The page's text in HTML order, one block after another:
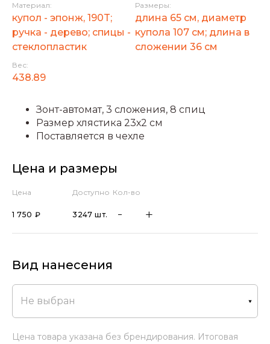
Материал:
купол - эпонж, 190T;
ручка - дерево; спицы -
стеклопластик
Размеры:
длина 65 см, диаметр
купола 107 см; длина в
сложении 36 см
Вес:
438.89
Зонт-автомат, 3 сложения, 8 спиц
Размер хлястика 23х2 см
Поставляется в чехле
Цена и размеры
Цена Доступно Кол-во
1 750 ₽ 3247 шт.
Вид нанесения
Не выбран
Цена товара указана без брендирования. Итоговая